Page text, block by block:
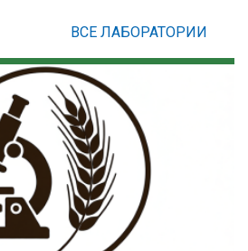
ВСЕ ЛАБОРАТОРИИ